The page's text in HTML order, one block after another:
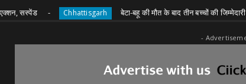
-
Chhattisgarh बेटा-बहू की मौत के बाद तीन बच्चों की जिम्मेदारी, अब राशन